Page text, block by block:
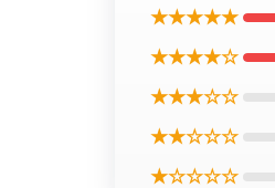
★★★★★
★★★★☆
★★★☆☆
★★☆☆☆
★☆☆☆☆